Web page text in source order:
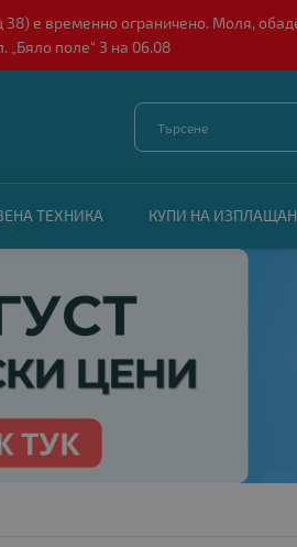
е временно ограничено. Моля,
„Бяло поле“ 3 на 06.08
ТЕХНИКА КУПИ НА